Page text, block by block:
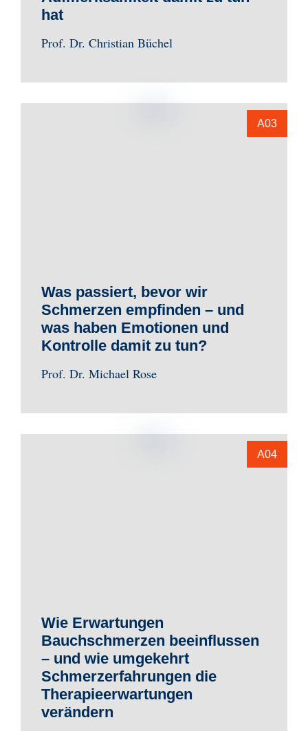
hat
Prof. Dr. Christian Büchel
A03
Was passiert, bevor wir
Schmerzen empfinden – und
was haben Emotionen und
Kontrolle damit zu tun?
Prof. Dr. Michael Rose
A04
Wie Erwartungen
Bauchschmerzen beeinflussen
– und wie umgekehrt
Schmerzerfahrungen die
Therapieerwartungen
verändern